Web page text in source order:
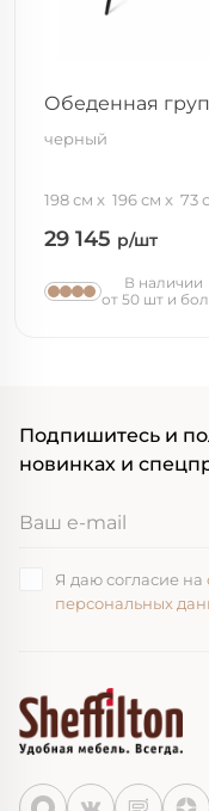
Обеденная
черный
198 см 196 см 73
29 145 р/шт
В наличии
от 50 шт и
Подпишитесь и
новинках и
Я даю согласие на
персональных